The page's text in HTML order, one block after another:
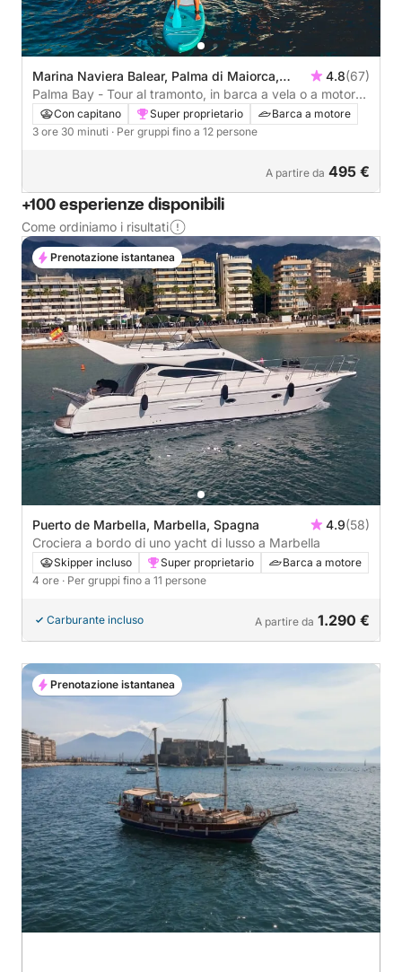
Marina Naviera Balear, Palma di Maiorca,
Spagna
4.8(67)
Palma Bay - Tour al tramonto, in barca a vela o a motore
verso una riserva marina, giochi
Con capitano Super proprietario
Barca a motore
3 ore 30 minuti · Per gruppi fino a 12 persone
A partire da 495 €
+100 esperienze disponibili
Come ordiniamo i risultati
Puerto de Marbella, Marbella, Spagna 4.9(58)
Crociera a bordo di uno yacht di lusso a Marbella
Skipper incluso Super proprietario
Barca a motore
4 ore · Per gruppi fino a 11 persone
Carburante incluso A partire da 1.290 €
Prenotazione istantanea
Prenotazione istantanea